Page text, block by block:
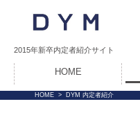
2015年新卒内定者紹介サイト
HOME
HOME > DYM 内定者紹介